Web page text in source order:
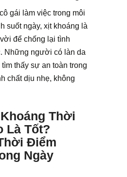
gái làm việc trong môi
suốt ngày, xịt khoáng là
để chống lại tình
Những người có làn da
thấy sự an toàn trong
chất dịu nhẹ, không
Thời
Là Tốt?
Điểm
Ngày